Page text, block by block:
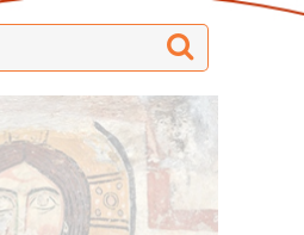
Search